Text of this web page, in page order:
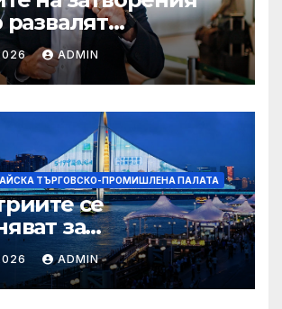
развалят
на Флавио
за президент на
ADMIN
ТЪРГОВСКО-ПРОМИШЛЕНА ПАЛАТА
се
за
растеж на
и
сектор
ADMIN